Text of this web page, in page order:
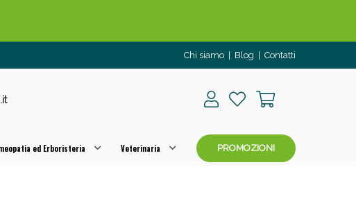
Chi siamo Blog Contatti
ed Erboristeria Veterinaria PROMOZIONI